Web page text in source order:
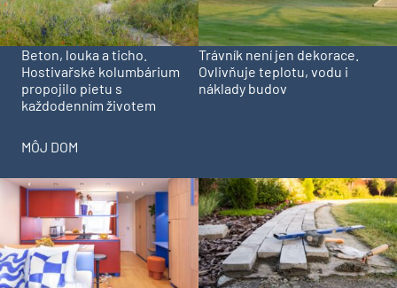
Beton, louka a ticho.
Hostivařské kolumbárium
propojilo pietu s
každodenním životem
Trávník není jen dekorace.
Ovlivňuje teplotu, vodu i
náklady budov
MÔJ DOM